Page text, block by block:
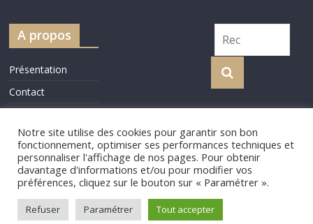
A propos
Présentation
Contact
Copyright © 2026e-luxe. Tous droits réservés.
ThemeColorMagpar ThemeGrill. Propulsé par
Notre site utilise des cookies pour garantir son bon
fonctionnement, optimiser ses performances techniques et
personnaliser l'affichage de nos pages. Pour obtenir
davantage d'informations et/ou pour modifier vos
préférences, cliquez sur le bouton sur « Paramétrer ».
Refuser Paramétrer Tout accepter